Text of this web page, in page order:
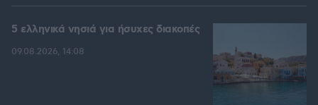
5 ελληνικά νησιά για ήσυχες διακοπές
09.08.2026, 14:08